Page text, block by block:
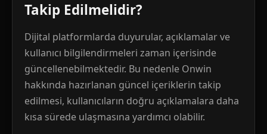
Takip Edilmelidir?
Dijital platformlarda duyurular, açıklamalar ve
kullanıcı bilgilendirmeleri zaman içerisinde
güncellenebilmektedir. Bu nedenle Onwin
hakkında hazırlanan güncel içeriklerin takip
edilmesi, kullanıcıların doğru açıklamalara daha
kısa sürede ulaşmasına yardımcı olabilir.